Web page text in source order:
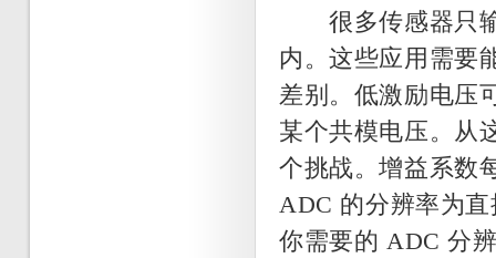
很多传感器只输
内。这些应用需要
差别。低激励电压
某个共模电压。从
个挑战。增益系数
ADC 的分辨率为
你需要的 ADC 分